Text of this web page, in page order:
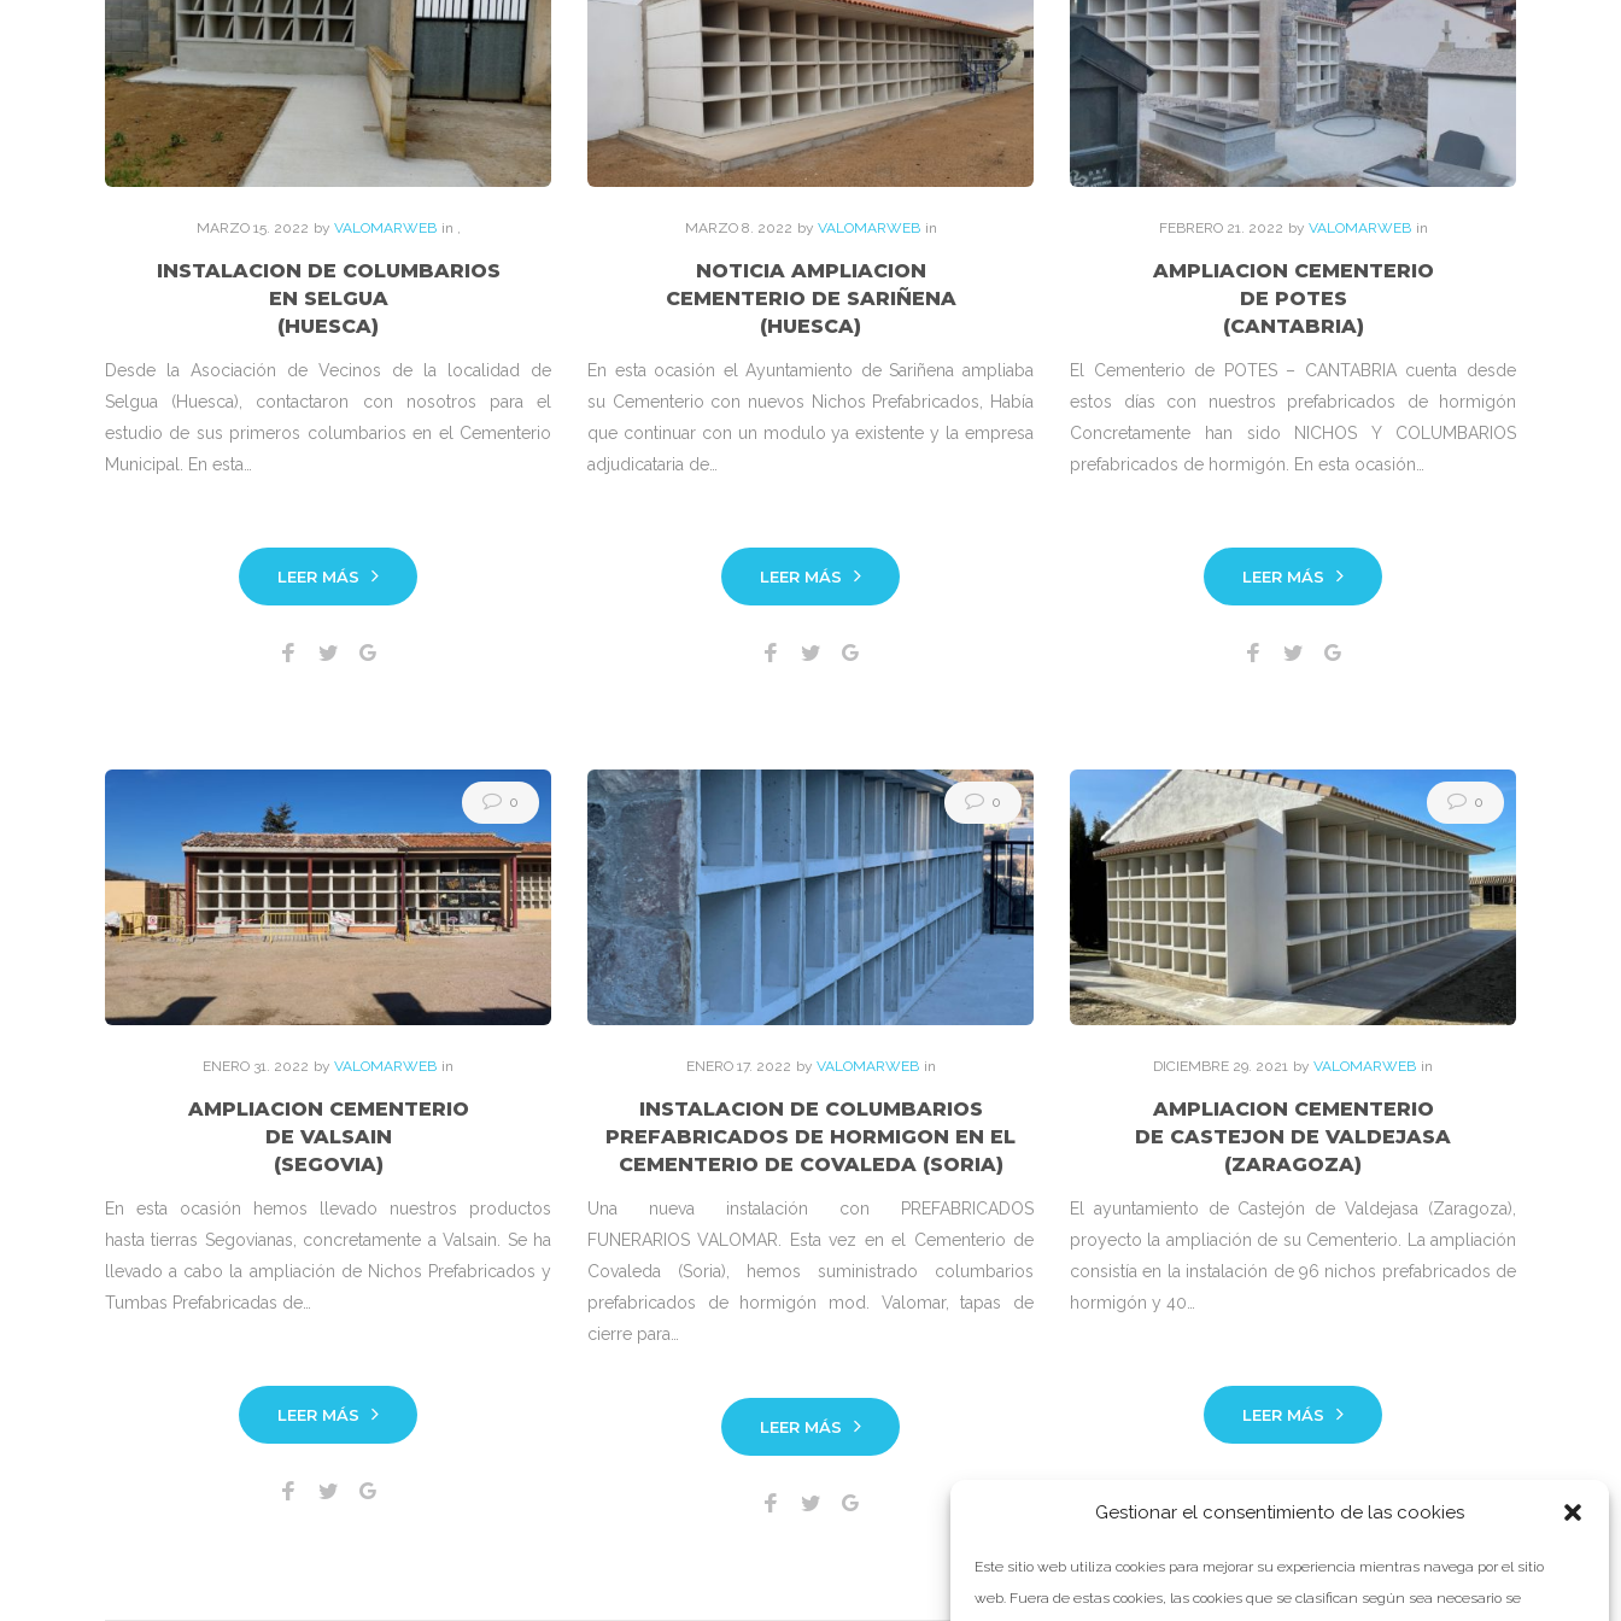
Gestionar el consentimiento de las cookies
Este sitio web utiliza cookies para mejorar su experiencia mientras navega por el sitio
web. Fuera de estas cookies, las cookies que se clasifican según sea necesario se
MARZO15. 2022 by VALOMARWEB in
INSTALACION DE COLUMBARIOS
EN SELGUA
(HUESCA)
Desde la Asociación de Vecinos de la localidad de
Selgua (Huesca), contactaron con nosotros para el
estudio de sus primeros columbarios en el Cementerio
Municipal. En esta…
LEER MÁS
Facebook
Twitter
MARZO8 . 2022 by VALOMARWEB in
NOTICIA AMPLIACION
CEMENTERIO DE SARIÑENA
(HUESCA)
En esta ocasión el Ayuntamiento de Sariñena ampliaba
su Cementerio con nuevos Nichos Prefabricados, Había
que continuar con un modulo ya existente y la empresa
adjudicataria de…
LEER MÁS
Facebook
Twitter
FEBRERO21 . 2022 by VALOMARWEB in
AMPLIACION CEMENTERIO
DE POTES
(CANTABRIA)
El Cementerio de POTES – CANTABRIA cuenta desde
estos días con nuestros prefabricados de hormigón
Concretamente han sido NICHOS Y COLUMBARIOS
prefabricados de hormigón. En esta ocasión…
LEER MÁS
Facebook
Twitter
0
ENERO 31. 2022 by VALOMARWEB in
AMPLIACION CEMENTERIO
DE VALSAIN
(SEGOVIA)
En esta ocasión hemos llevado nuestros productos
hasta tierras Segovianas, concretamente a Valsain. Se ha
llevado a cabo la ampliación de Nichos Prefabricados y
Tumbas Prefabricadas de…
LEER MÁS
Facebook
Twitter
0
ENERO17. 2022 by VALOMARWEB in
INSTALACION DE COLUMBARIOS
PREFABRICADOS DE HORMIGON EN EL
CEMENTERIO DE COVALEDA (SORIA)
Una nueva instalación con PREFABRICADOS
FUNERARIOS VALOMAR. Esta vez en el Cementerio de
Covaleda (Soria), hemos suministrado columbarios
prefabricados de hormigón mod. Valomar, tapas de
cierre para…
LEER MÁS
Facebook
Twitter
0
DICIEMBRE 29. 2021 by VALOMARWEB in
AMPLIACION CEMENTERIO
DE CASTEJON DE VALDEJASA
(ZARAGOZA)
El ayuntamiento de Castejón de Valdejasa (Zaragoza),
proyecto la ampliación de su Cementerio. La ampliación
consistía en la instalación de 96 nichos prefabricados de
hormigón y 40…
LEER MÁS